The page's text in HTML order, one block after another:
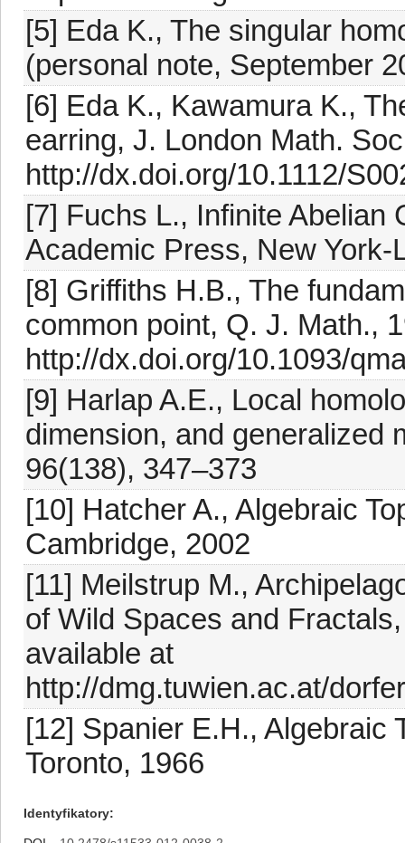
[5] Eda K., The singular
(personal note, September
[6] Eda K., Kawamura K.,
earring, J. London Math.
http://dx.doi.org/10.1112/
[7] Fuchs L., Infinite Abelian
Academic Press, New York-
[8] Griffiths H.B., The
common point, Q. J. Math.,
http://dx.doi.org/10.1093/
[9] Harlap A.E., Local
dimension, and generalized
96(138), 347–373
[10] Hatcher A., Algebraic
Cambridge, 2002
[11] Meilstrup M.,
of Wild Spaces and
available at
http://dmg.tuwien.ac.at/
[12] Spanier E.H., Algebraic
Toronto, 1966
Identyfikatory